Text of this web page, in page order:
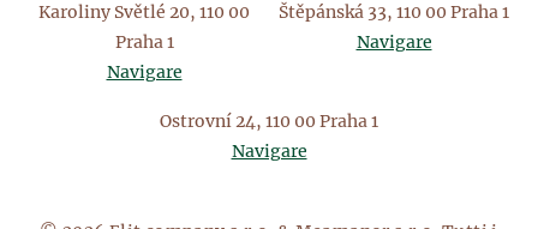
Karoliny Světlé 20, 110 00
Praha 1
Navigare
Štěpánská 33, 110 00 Praha 1
Navigare
Ostrovní 24, 110 00 Praha 1
Navigare